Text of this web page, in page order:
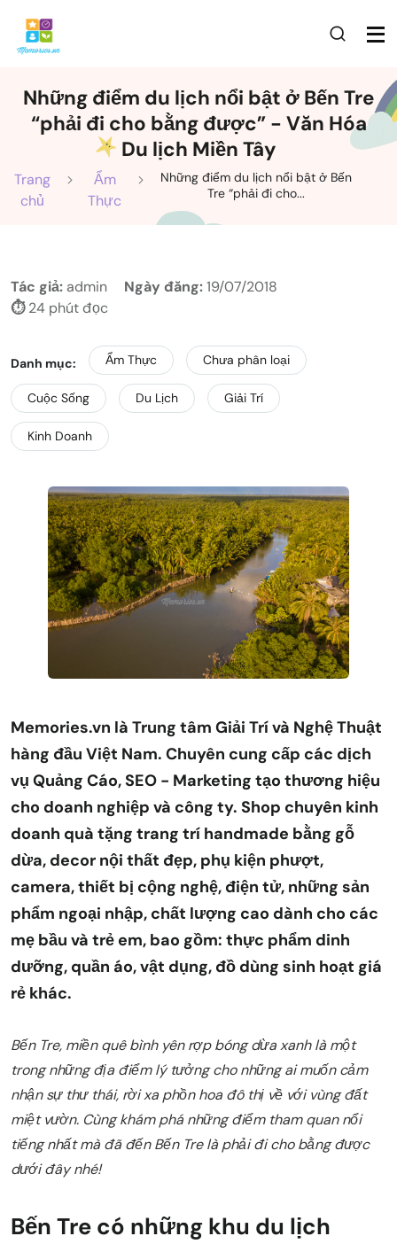
Những điểm du lịch nổi bật ở Bến Tre
“phải đi cho bằng được” - Văn Hóa
Du lịch Miền Tây
Trang
chủ
Ẩm
Thực
Những điểm du lịch nổi bật ở Bến
Tre “phải đi cho...
Tác giả: admin Ngày đăng:19/07/2018
⏱️24 phút đọc
Danh mục: Ẩm Thực Chưa phân loại
Cuộc Sống Du Lịch Giải Trí
Kinh Doanh
Memories.vn là Trung tâm Giải Trí và Nghệ Thuật
hàng đầu Việt Nam. Chuyên cung cấp các dịch
vụ Quảng Cáo, SEO - Marketing tạo thương hiệu
cho doanh nghiệp và công ty. Shop chuyên kinh
doanh quà tặng trang trí handmade bằng gỗ
dừa, decor nội thất đẹp, phụ kiện phượt,
camera, thiết bị cộng nghệ, điện tử, những sản
phẩm ngoại nhập, chất lượng cao dành cho các
mẹ bầu và trẻ em, bao gồm: thực phẩm dinh
dưỡng, quần áo, vật dụng, đồ dùng sinh hoạt giá
rẻ khác.
Bến Tre, miền quê bình yên rợp bóng dừa xanh là một
trong những địa điểm lý tưởng cho những ai muốn cảm
nhận sự thư thái, rời xa phồn hoa đô thị về với vùng đất
miệt vườn. Cùng khám phá những điểm tham quan nổi
tiếng nhất mà đã đến Bến Tre là phải đi cho bằng được
dưới đây nhé!
Bến Tre có những khu du lịch